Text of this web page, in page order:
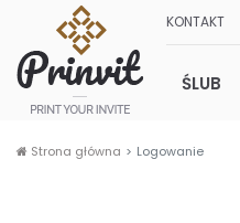
KONTAKT
ŚLUB
Strona główna Logowanie